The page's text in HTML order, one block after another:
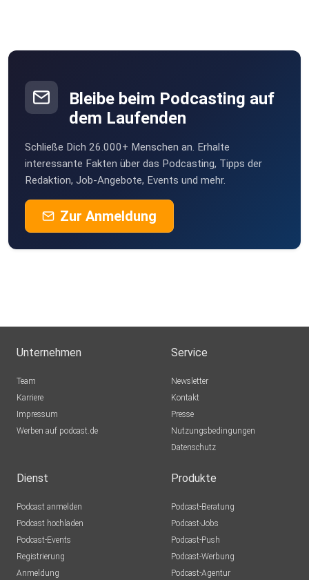
Hamburg
Moth355
Wien
guenterpracher
Bleibe beim Podcasting auf
dem Laufenden
Schließe Dich 26.000+ Menschen an. Erhalte
interessante Fakten über das Podcasting, Tipps der
Redaktion, Job-Angebote, Events und mehr.
Zur Anmeldung
Unternehmen
Team
Karriere
Impressum
Werben auf podcast.de
Service
Newsletter
Kontakt
Presse
Nutzungsbedingungen
Datenschutz
Dienst
Podcast anmelden
Podcast hochladen
Podcast-Events
Registrierung
Anmeldung
Produkte
Podcast-Beratung
Podcast-Jobs
Podcast-Push
Podcast-Werbung
Podcast-Agentur